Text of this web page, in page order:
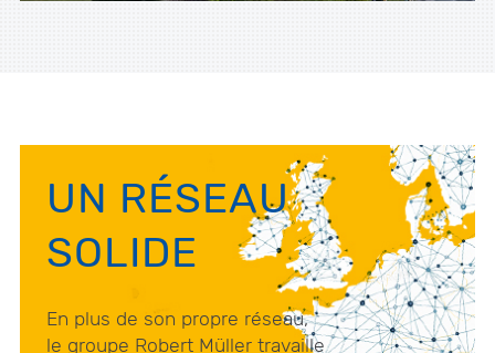
UN RÉSEAU
SOLIDE
En plus de son propre réseau,
le groupe Robert Müller travaille